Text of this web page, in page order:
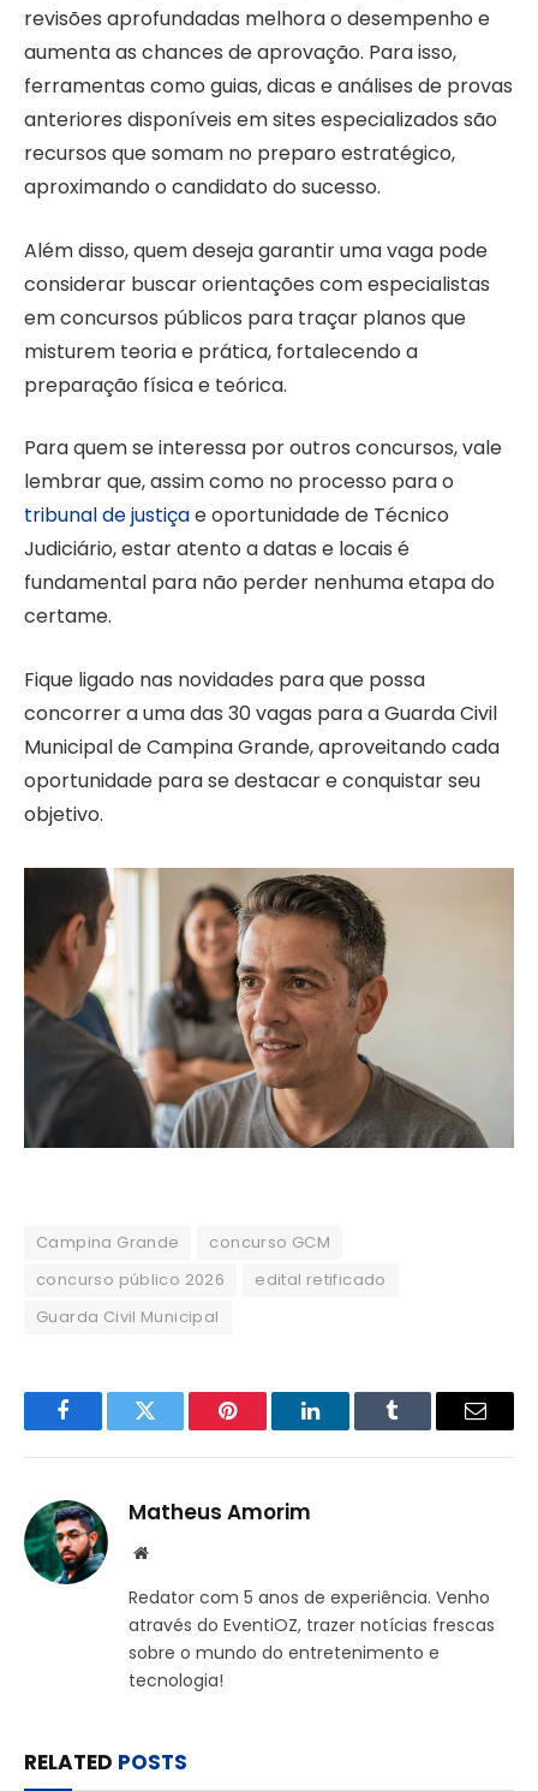
revisões aprofundadas melhora o desempenho e
aumenta as chances de aprovação. Para isso,
ferramentas como guias, dicas e análises de provas
anteriores disponíveis em sites especializados são
recursos que somam no preparo estratégico,
aproximando o candidato do sucesso.
Além disso, quem deseja garantir uma vaga pode
considerar buscar orientações com especialistas
em concursos públicos para traçar planos que
misturem teoria e prática, fortalecendo a
preparação física e teórica.
Para quem se interessa por outros concursos, vale
lembrar que, assim como no processo para o
tribunal de justiçae oportunidade de Técnico
Judiciário, estar atento a datas e locais é
fundamental para não perder nenhuma etapa do
certame.
Fique ligado nas novidades para que possa
concorrer a uma das 30 vagas para a Guarda Civil
Municipal de Campina Grande, aproveitando cada
oportunidade para se destacar e conquistar seu
objetivo.
Campina Grande
concurso GCM
concurso público 2026
edital retificado
Guarda Civil Municipal
FacebookTwitter Pinterest LinkedInTumblr Email
Matheus Amorim
Website
Redator com 5 anos de experiência. Venho
através do EventiOZ, trazer notícias frescas
sobre o mundo do entretenimento e
tecnologia!
RELATED POSTS